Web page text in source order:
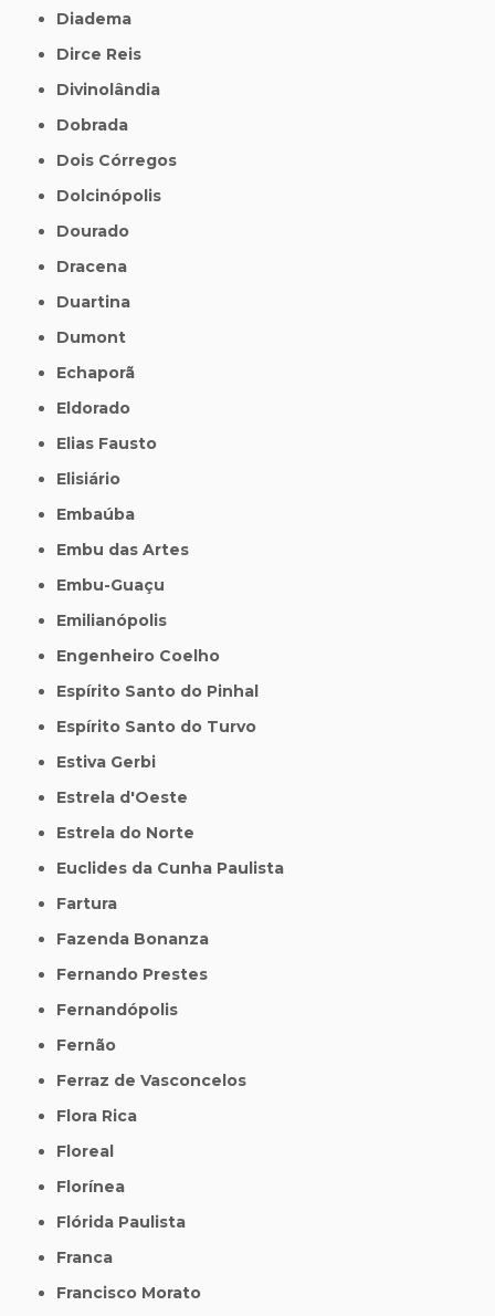
Diadema
Dirce Reis
Divinolândia
Dobrada
Dois Córregos
Dolcinópolis
Dourado
Dracena
Duartina
Dumont
Echaporã
Eldorado
Elias Fausto
Elisiário
Embaúba
Embu das Artes
Embu-Guaçu
Emilianópolis
Engenheiro Coelho
Espírito Santo do Pinhal
Espírito Santo do Turvo
Estiva Gerbi
Estrela d'Oeste
Estrela do Norte
Euclides da Cunha Paulista
Fartura
Fazenda Bonanza
Fernando Prestes
Fernandópolis
Fernão
Ferraz de Vasconcelos
Flora Rica
Floreal
Florínea
Flórida Paulista
Franca
Francisco Morato